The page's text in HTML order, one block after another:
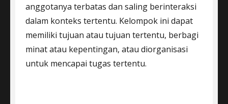
anggotanya terbatas dan saling berinteraksi
dalam konteks tertentu. Kelompok ini dapat
memiliki tujuan atau tujuan tertentu, berbagi
minat atau kepentingan, atau diorganisasi
untuk mencapai tugas tertentu.